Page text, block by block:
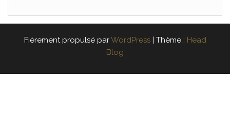
Fièrement propulsé parWordPress Thème : Head
Blog